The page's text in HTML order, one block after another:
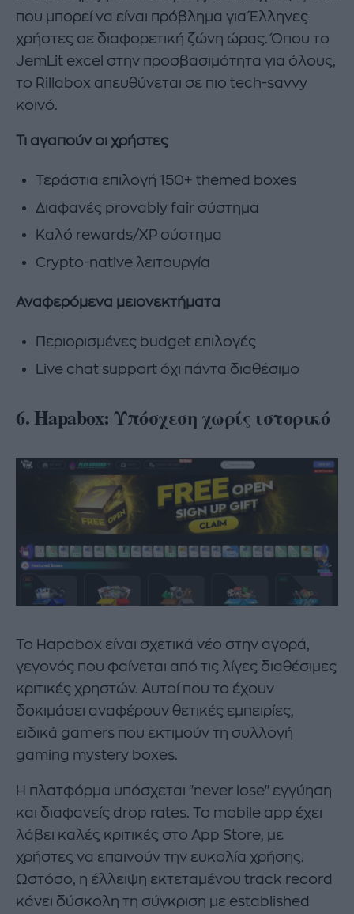
που μπορεί να είναι πρόβλημα για Έλληνες
χρήστες σε διαφορετική ζώνη ώρας. Όπου το
JemLit excel στην προσβασιμότητα για όλους,
το Rillabox απευθύνεται σε πιο tech-savvy
κοινό.
Τι αγαπούν οι χρήστες
Τεράστια επιλογή 150+ themed boxes
Διαφανές provably fair σύστημα
Καλό rewards/XP σύστημα
Crypto-native λειτουργία
Αναφερόμενα μειονεκτήματα
Περιορισμένες budget επιλογές
Live chat support όχι πάντα διαθέσιμο
6. Hapabox: Υπόσχεση χωρίς ιστορικό
Το Hapabox είναι σχετικά νέο στην αγορά,
γεγονός που φαίνεται από τις λίγες διαθέσιμες
κριτικές χρηστών. Αυτοί που το έχουν
δοκιμάσει αναφέρουν θετικές εμπειρίες,
ειδικά gamers που εκτιμούν τη συλλογή
gaming mystery boxes.
Η πλατφόρμα υπόσχεται "never lose" εγγύηση
και διαφανείς drop rates. Το mobile app έχει
λάβει καλές κριτικές στο App Store, με
χρήστες να επαινούν την ευκολία χρήσης.
Ωστόσο, η έλλειψη εκτεταμένου track record
κάνει δύσκολη τη σύγκριση με established